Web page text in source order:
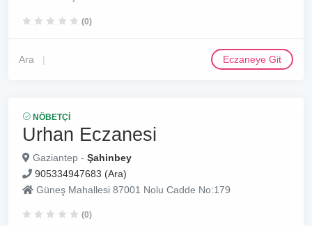
(0)
Ara Eczaneye Git
NÖBETÇI
Urhan Eczanesi
Gaziantep - Şahinbey
905334947683 (Ara)
Güneş Mahallesi 87001 Nolu Cadde No:179
(0)